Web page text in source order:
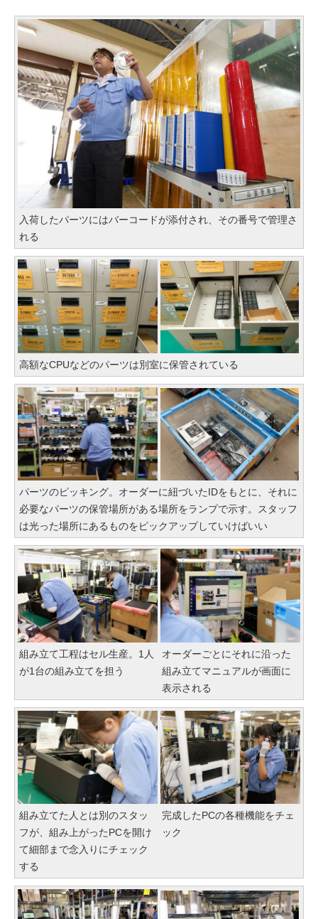
入荷したパーツにはバーコードが添付され、その番号で管理さ
れる
高額なCPUなどのパーツは別室に保管されている
パーツのピッキング。オーダーに紐づいたIDをもとに、それに
必要なパーツの保管場所がある場所をランプで示す。スタッフ
は光った場所にあるものをピックアップしていけばいい
組み立て工程はセル生産。1人
が1台の組み立てを担う
オーダーごとにそれに沿った
組み立てマニュアルが画面に
表示される
組み立てた人とは別のスタッ
フが、組み上がったPCを開け
て細部まで念入りにチェック
する
完成したPCの各種機能をチェ
ック